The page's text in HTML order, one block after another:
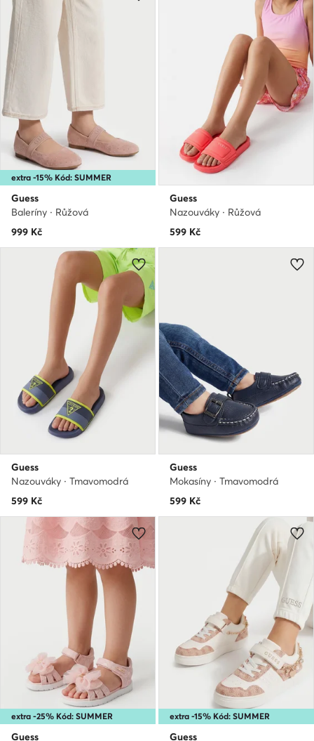
extra -15% Kód: SUMMER
Guess
Baleríny · Růžová
999 Kč
Guess
Nazouváky · Růžová
599 Kč
Guess
Nazouváky · Tmavomodrá
599 Kč
Guess
Mokasíny · Tmavomodrá
599 Kč
extra -25% Kód: SUMMER
Guess
extra -15% Kód: SUMMER
Guess